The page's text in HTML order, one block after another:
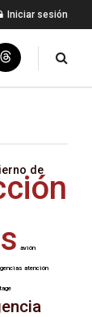
Iniciar sesión
de
avión
atención